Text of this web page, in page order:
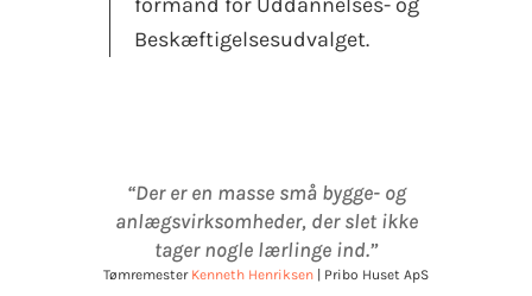
Beskæftigelsesudvalget.
“Der er en masse små bygge- og
anlægsvirksomheder, der slet ikke
tager nogle lærlinge ind.”
Tømremester Kenneth Henriksen | Pribo Huset ApS